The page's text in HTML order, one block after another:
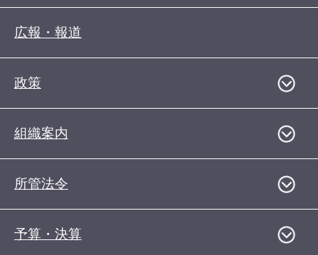
広報・報道
政策
組織案内
所管法令
予算・決算